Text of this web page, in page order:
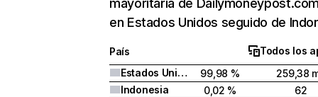
mayoritaria de
en Estados Unidos seguido de
País
Todos los
Estados Unidos
99,98 %
259,38
Indonesia
0,02 % 62